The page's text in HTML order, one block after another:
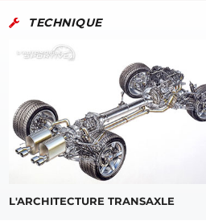
TECHNIQUE
L'ARCHITECTURE TRANSAXLE